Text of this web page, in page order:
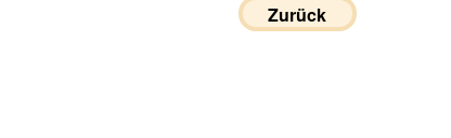
Zurück